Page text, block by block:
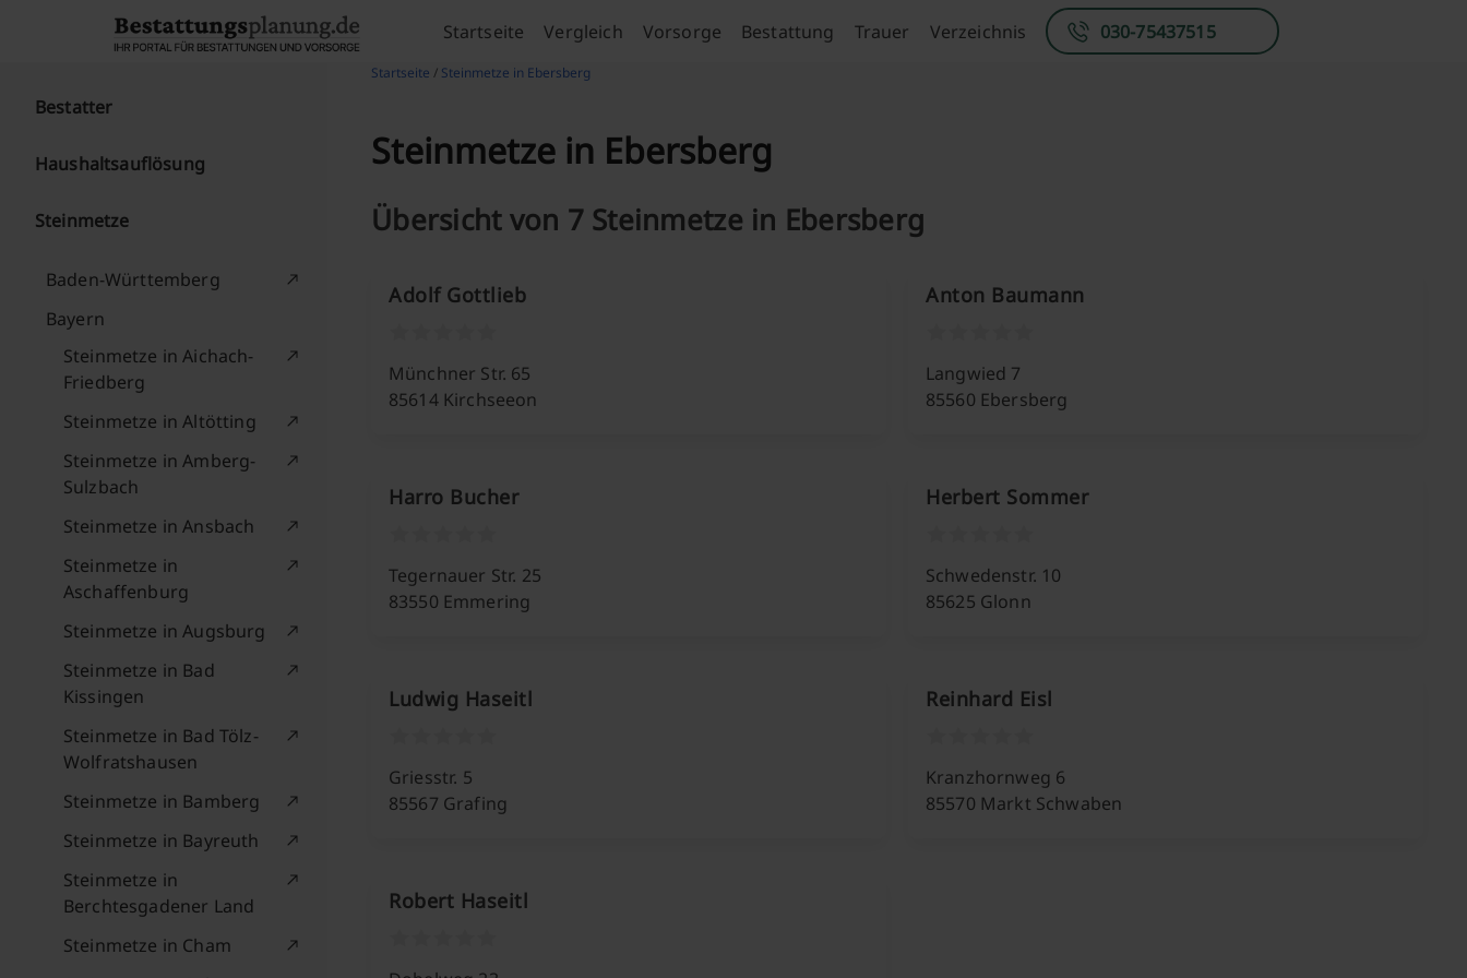
Startseite Vergleich Vorsorge Bestattung Trauer Verzeichnis 030-75437515
Bestatter
Haushaltsauflösung
Steinmetze
Baden-Württemberg
Bayern
Steinmetze in Aichach-
Friedberg
Steinmetze in Altötting
Steinmetze in Amberg-
Sulzbach
Steinmetze in Ansbach
Steinmetze in
Aschaffenburg
Steinmetze in Augsburg
Steinmetze in Bad
Kissingen
Steinmetze in Bad Tölz-
Wolfratshausen
Steinmetze in Bamberg
Steinmetze in Bayreuth
Steinmetze in
Berchtesgadener Land
Steinmetze in Cham
Startseite / Steinmetze in Ebersberg
Steinmetze in Ebersberg
Übersicht von 7 Steinmetze in Ebersberg
Adolf Gottlieb
Münchner Str. 65
85614 Kirchseeon
Anton Baumann
Langwied 7
85560 Ebersberg
Harro Bucher
Tegernauer Str. 25
83550 Emmering
Herbert Sommer
Schwedenstr. 10
85625 Glonn
Ludwig Haseitl
Griesstr. 5
85567 Grafing
Reinhard Eisl
Kranzhornweg 6
85570 Markt Schwaben
Robert Haseitl